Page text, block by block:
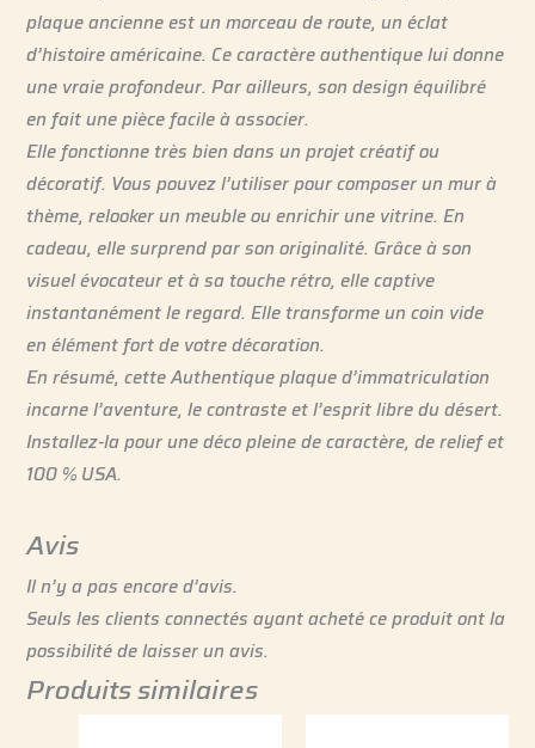
plaque ancienne est un morceau de route, un éclat
d’histoire américaine. Ce caractère authentique lui donne
une vraie profondeur. Par ailleurs, son design équilibré
en fait une pièce facile à associer.
Elle fonctionne très bien dans un projet créatif ou
décoratif. Vous pouvez l’utiliser pour composer un mur à
thème, relooker un meuble ou enrichir une vitrine. En
cadeau, elle surprend par son originalité. Grâce à son
visuel évocateur et à sa touche rétro, elle captive
instantanément le regard. Elle transforme un coin vide
en élément fort de votre décoration.
En résumé, cette Authentique plaque d’immatriculation
incarne l’aventure, le contraste et l’esprit libre du désert.
Installez-la pour une déco pleine de caractère, de relief et
100 % USA.
Avis
Il n’y a pas encore d’avis.
Seuls les clients connectés ayant acheté ce produit ont la
possibilité de laisser un avis.
Produits similaires